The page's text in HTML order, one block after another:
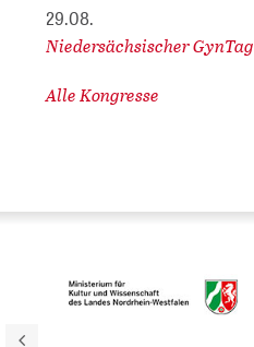
29.08.
Niedersächsischer GynTag
Alle Kongresse